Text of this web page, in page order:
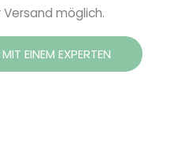
möglich.
EINEM EXPERTEN